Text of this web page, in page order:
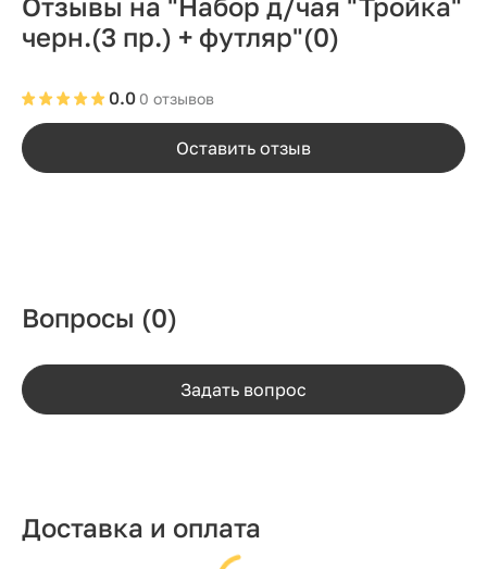
черн.(3 пр.) + футляр"(0)
0 отзывов
0.0
Оставить отзыв
Вопросы (0)
Задать вопрос
Доставка и оплата